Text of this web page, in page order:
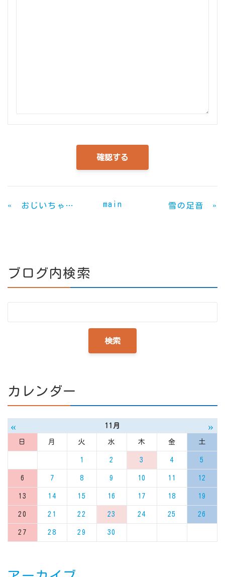
« おじいちゃんとは言わせない main 雪の足音 »
ブログ内検索
カレンダー
« 11月 »
日 月 火 水 木 金 土
1 2 3 4 5
6 7 8 9 10 11 12
13 14 15 16 17 18 19
20 21 22 23 24 25 26
27 28 29 30